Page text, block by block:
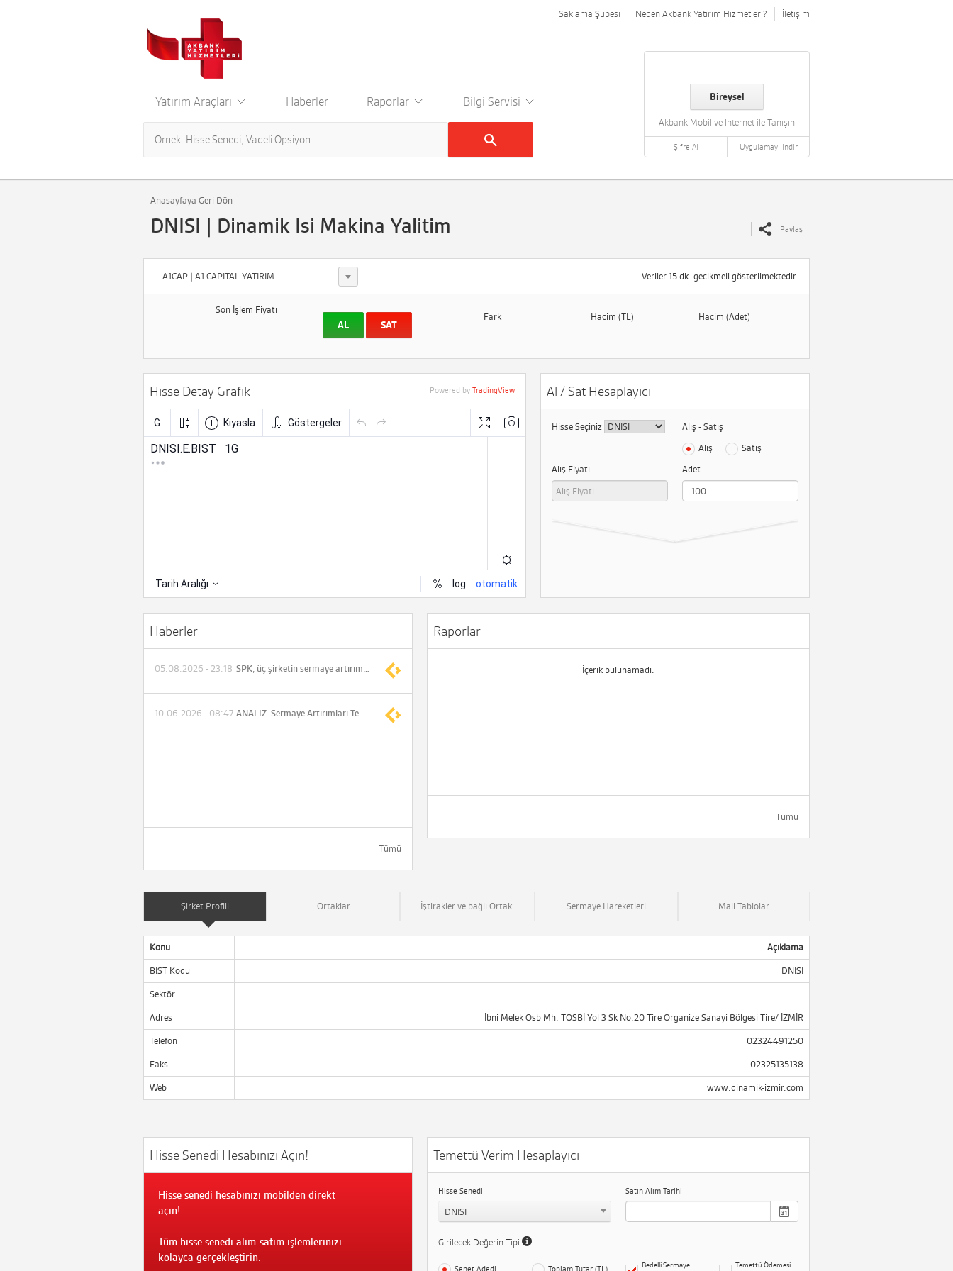
Saklama Şubesi Neden Akbank Yatırım Hizmetleri? İletişim
Bireysel
Akbank Mobil ve İnternet ile Tanışın
Şifre Al Uygulamayı İndir
Yatırım Araçları Haberler Raporlar Bilgi Servisi
Anasayfaya Geri Dön
DNISI | Dinamik Isi Makina Yalitim Paylaş
A1CAP | A1 CAPITAL YATIRIM Veriler 15 dk. gecikmeli gösterilmektedir.
Son İşlem Fiyatı
AL SAT
Fark Hacim (TL) Hacim (Adet)
Hisse Detay Grafik Powered by TradingView Al / Sat Hesaplayıcı
Hisse Seçiniz
Alış - Satış
Alış
Satış
Alış Fiyatı
Adet
Haberler
SPK, üç şirketin sermaye artırımlarını onayladı
05.08.2026 - 23:18
ANALİZ- Sermaye Artırımları-Temettü Ödemeleri (İş Yatırım)
10.06.2026 - 08:47
Tümü
Raporlar
İçerik bulunamadı.
Tümü
Şirket Profili Ortaklar İştirakler ve bağlı Ortak. Sermaye Hareketleri Mali Tablolar
Konu Açıklama
BIST Kodu DNISI
Sektör
Adres İbni Melek Osb Mh. TOSBİ Yol 3 Sk No:20 Tire Organize Sanayi Bölgesi Tire/ İZMİR
Telefon 02324491250
Faks 02325135138
Web www.dinamik-izmir.com
Hisse Senedi Hesabınızı Açın!
Hisse senedi hesabınızı mobilden direkt
açın!
Tüm hisse senedi alım-satım işlemlerinizi
kolayca gerçekleştirin.
Temettü Verim Hesaplayıcı
Hisse Senedi
DNISI
Satın Alım Tarihi
Girilecek Değerin Tipi
Senet Adedi Toplam Tutar (TL) Bedelli Sermaye Temettü Ödemesi